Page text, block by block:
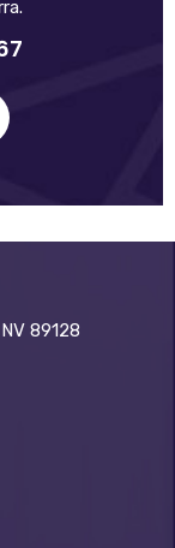
89128